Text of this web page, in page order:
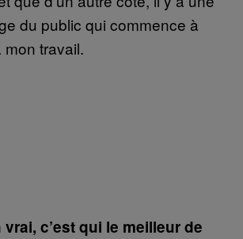
du public qui commence à
mon travail.
c’est qui le meilleur de